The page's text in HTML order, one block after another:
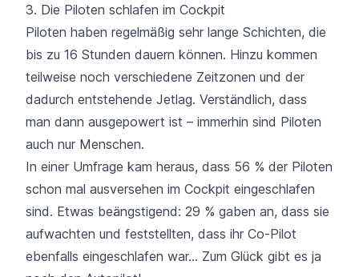
3. Die Piloten schlafen im Cockpit
Piloten haben regelmäßig sehr lange Schichten, die
bis zu 16 Stunden dauern können. Hinzu kommen
teilweise noch verschiedene Zeitzonen und der
dadurch entstehende Jetlag. Verständlich, dass
man dann ausgepowert ist – immerhin sind Piloten
auch nur Menschen.
In einer Umfrage kam heraus, dass 56 % der Piloten
schon mal ausversehen im Cockpit eingeschlafen
sind. Etwas beängstigend: 29 % gaben an, dass sie
aufwachten und feststellten, dass ihr Co-Pilot
ebenfalls eingeschlafen war… Zum Glück gibt es ja